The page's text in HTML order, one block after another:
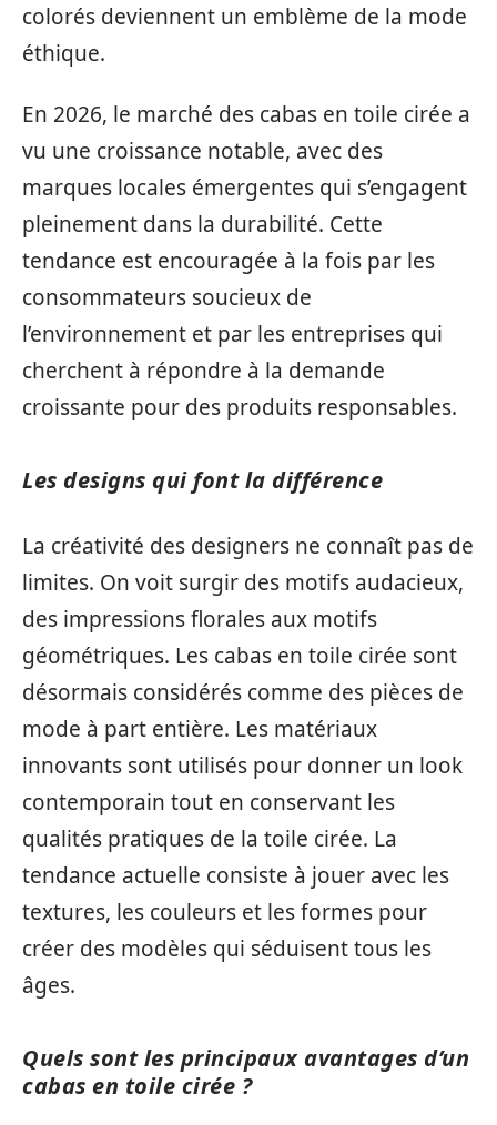
colorés deviennent un emblème de la mode
éthique.
En 2026, le marché des cabas en toile cirée a
vu une croissance notable, avec des
marques locales émergentes qui s’engagent
pleinement dans la durabilité. Cette
tendance est encouragée à la fois par les
consommateurs soucieux de
l’environnement et par les entreprises qui
cherchent à répondre à la demande
croissante pour des produits responsables.
Les designs qui font la différence
La créativité des designers ne connaît pas de
limites. On voit surgir des motifs audacieux,
des impressions florales aux motifs
géométriques. Les cabas en toile cirée sont
désormais considérés comme des pièces de
mode à part entière. Les matériaux
innovants sont utilisés pour donner un look
contemporain tout en conservant les
qualités pratiques de la toile cirée. La
tendance actuelle consiste à jouer avec les
textures, les couleurs et les formes pour
créer des modèles qui séduisent tous les
âges.
Quels sont les principaux avantages d’un
cabas en toile cirée ?